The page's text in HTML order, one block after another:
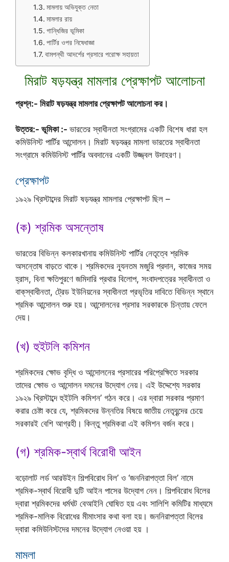
মামলায় অভিযুক্ত নেতা
মামলার রায়
গান্ধিজির ভূমিকা
পার্টির ওপর নিষেধাজ্ঞা
বামপন্থী আদর্শের প্রসারে পরোক্ষ সহায়তা
মিরাট ষড়যন্ত্র মামলার প্রেক্ষাপট আলোচনা
প্রশ্ন:- মিরাট ষড়যন্ত্র মামলার প্রেক্ষাপট আলোচনা কর।
উত্তর:- ভূমিকা :- ভারতের স্বাধীনতা সংগ্রামের একটি বিশেষ ধারা হল
কমিউনিস্ট পার্টির আন্দোলন। মিরাট ষড়যন্ত্র মামলা ভারতের স্বাধীনতা
সংগ্রামে কমিউনিস্ট পার্টির অবদানের একটি উজ্জ্বল উদাহরণ।
প্রেক্ষাপট
১৯২৯ খ্রিস্টাব্দের মিরাট ষড়যন্ত্র মামলার প্রেক্ষাপট ছিল –
(ক) শ্রমিক অসন্তোষ
ভারতের বিভিন্ন কলকারখানায় কমিউনিস্ট পার্টির নেতৃত্বে শ্রমিক
অসন্তোষ বাড়তে থাকে। শ্রমিকদের ন্যূনতম মজুরি প্রদান, কাজের সময়
হ্রাস, বিনা ক্ষতিপুরণে জমিদারি প্রথার বিলোপ, সংবাদপত্রের স্বাধীনতা ও
বাক্‌স্বাধীনতা, ট্রেড ইউনিয়নের স্বাধীনতা প্রভৃতির দাবিতে বিভিন্ন স্থানে
শ্রমিক আন্দোলন শুরু হয়। আন্দোলনের প্রসার সরকারকে চিন্তায় ফেলে
দেয়।
(খ) হুইটলি কমিশন
শ্রমিকদের ক্ষোভ বৃদ্ধি ও আন্দোলনের প্রসারের পরিপ্রেক্ষিতে সরকার
তাদের ক্ষোভ ও আন্দোলন দমনের উদ্যোগ নেয়। এই উদ্দেশ্যে সরকার
১৯২৯ খ্রিস্টাব্দে হুইটলি কমিশন’ গঠন করে। এর দ্বারা সরকার প্রমাণ
করার চেষ্টা করে যে, শ্রমিকদের উন্নতির বিষয়ে জাতীয় নেতৃবৃন্দের চেয়ে
সরকারই বেশি আগ্রহী। কিন্তু শ্রমিকরা এই কমিশন বর্জন করে।
(গ) শ্রমিক-স্বার্থ বিরোধী আইন
বড়োলাট লর্ড আরউইন শিল্পবিরোধ বিল’ ও ‘জননিরাপত্তা বিল’ নামে
শ্রমিক-স্বার্থ বিরোধী দুটি আইন পাসের উদ্যোগ নেন। শিল্পবিরোধ বিলের
দ্বারা শ্রমিকদের ধর্মঘট বেআইনি ঘোষিত হয় এবং সালিশি কমিটির মাধ্যমে
শ্রমিক-মালিক বিরোধের মীমাংসার কথা বলা হয়। জননিরাপত্তা বিলের
দ্বারা কমিউনিস্টদের দমনের উদ্যোগ নেওয়া হয় ।
মামলা